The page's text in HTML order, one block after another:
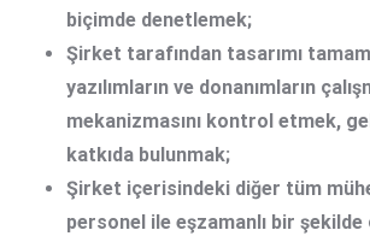
biçimde denetlemek;
Şirket tarafından tasarımı
yazılımların ve donanımların
mekanizmasını kontrol etmek,
katkıda bulunmak;
Şirket içerisindeki diğer tüm
personel ile eşzamanlı bir şekilde